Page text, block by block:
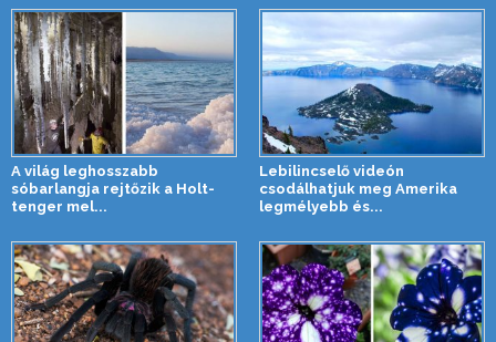
A világ leghosszabb
sóbarlangja rejtőzik a Holt-
tenger mel...
Lebilincselő videón
csodálhatjuk meg Amerika
legmélyebb és...